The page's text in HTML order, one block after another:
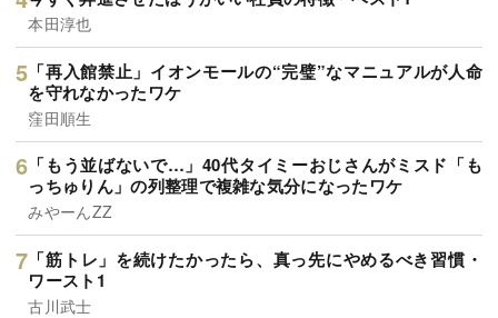
本田淳也
「再入館禁止」イオンモールの“完璧”なマニュアルが人命
を守れなかったワケ
窪田順生
「もう並ばないで…」40代タイミーおじさんがミスド「も
っちゅりん」の列整理で複雑な気分になったワケ
みやーんZZ
「筋トレ」を続けたかったら、真っ先にやめるべき習慣・
ワースト1
古川武士